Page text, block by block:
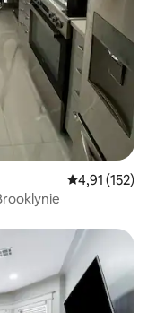
Średnia
4,91 (152)